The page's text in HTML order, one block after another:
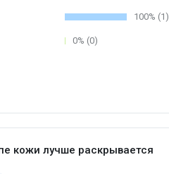
100% (1)
0% (0)
кожи лучше раскрывается